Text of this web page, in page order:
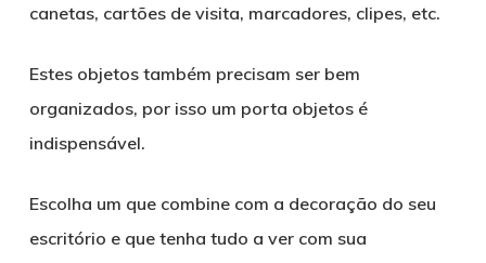
canetas, cartões de visita, marcadores, clipes, etc.
Estes objetos também precisam ser bem
organizados, por isso um porta objetos é
indispensável.
Escolha um que combine com a decoração do seu
escritório e que tenha tudo a ver com sua